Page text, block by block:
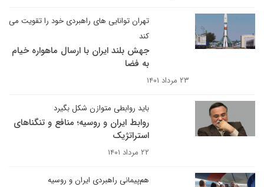
تهران توانایی های راهبردی خود را تقویت می
کند
جهش بلند ایران با ارسال ماهواره خیام
به فضا
۲۳ مرداد ۱۴۰۱
باید روابطی متوازن شکل بگیرد
روابط ایران و روسیه؛ منافع و تنگناهای
استراتژیک
۲۲ مرداد ۱۴۰۱
هم‌پیمانی راهبردی ایران و روسیه